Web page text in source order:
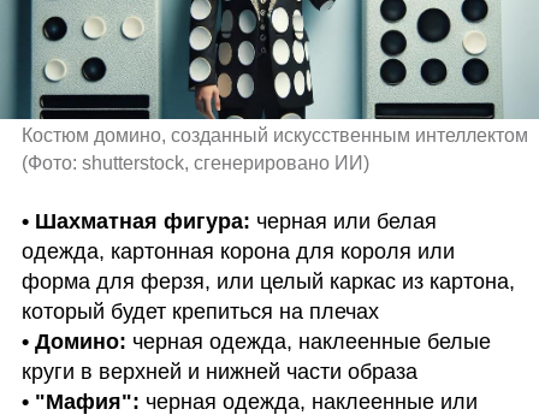
(Фото: shutterstock, сгенерировано ИИ )
• Шахматная фигура: черная или белая
одежда, картонная корона для короля или
форма для ферзя, или целый каркас из картона,
который будет крепиться на плечах
• Домино: черная одежда, наклеенные белые
круги в верхней и нижней части образа
• "Мафия": черная одежда, наклеенные или